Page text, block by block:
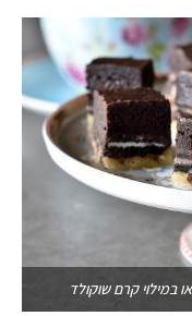
במילוי קרם שוקולד